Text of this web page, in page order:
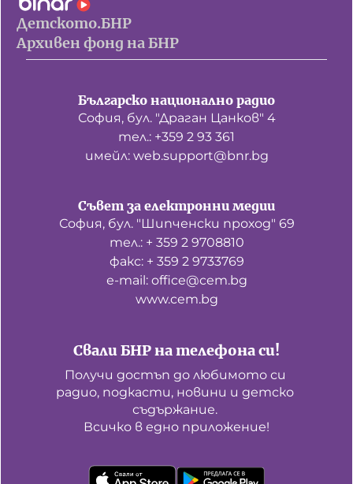
Детското.БНР
Архивен фонд на БНР
Българско национално радио
София, бул. "Драган Цанков" 4
тел.: +359 2 93 361
имейл: web.support@bnr.bg
Свали БНР на телефона си!
Получи достъп до любимото си
радио, подкасти, новини и детско
съдържание.
Всичко в едно приложение!
Съвет за електронни медии
София, бул. "Шипченски проход" 69
тел.: + 359 2 9708810
факс: + 359 2 9733769
е-mail: office@cem.bg
www.cem.bg